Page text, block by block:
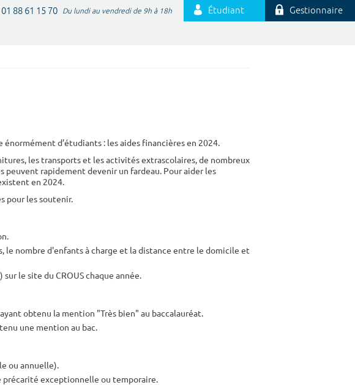
01 88 61 15 70 Du lundi au vendredi de 9h à 18h Étudiant Gestionnaire
d’étudiants : les aides financières en 2024.
les transports et les activités extrascolaires, de nombreux
rapidement devenir un fardeau. Pour aider les
en 2024.
pour les soutenir.
le nombre d'enfants à charge et la distance entre le domicile et
le site du CROUS chaque année.
obtenu la mention "Très bien" au baccalauréat.
une mention au bac.
ou annuelle).
exceptionnelle ou temporaire.